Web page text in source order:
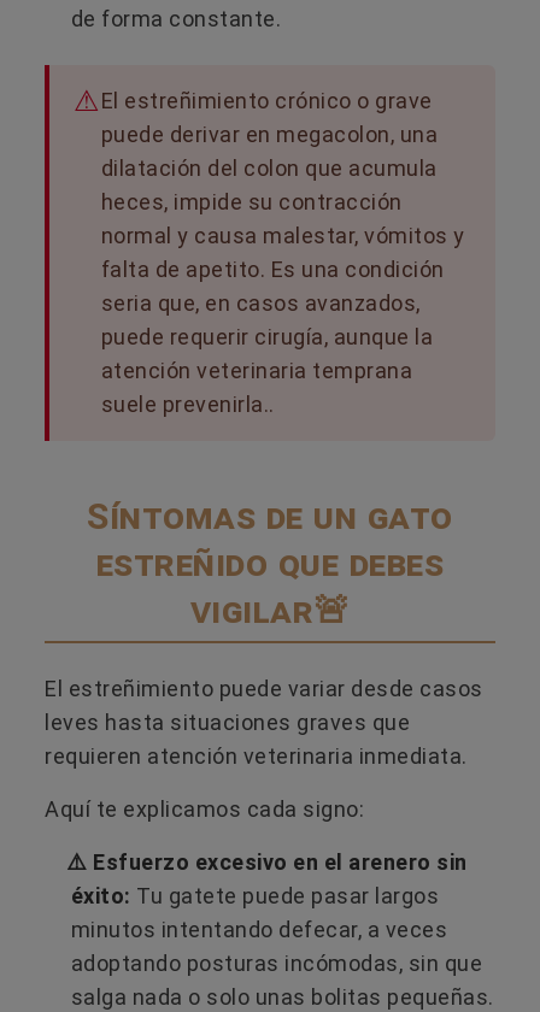
de forma constante.
El estreñimiento crónico o grave
puede derivar en megacolon, una
dilatación del colon que acumula
heces, impide su contracción
normal y causa malestar, vómitos y
falta de apetito. Es una condición
seria que, en casos avanzados,
puede requerir cirugía, aunque la
atención veterinaria temprana
suele prevenirla..
Síntomas de un gato
estreñido que debes
vigilar🚨
El estreñimiento puede variar desde casos
leves hasta situaciones graves que
requieren atención veterinaria inmediata.
Aquí te explicamos cada signo:
⚠️ Esfuerzo excesivo en el arenero sin
éxito: Tu gatete puede pasar largos
minutos intentando defecar, a veces
adoptando posturas incómodas, sin que
salga nada o solo unas bolitas pequeñas.